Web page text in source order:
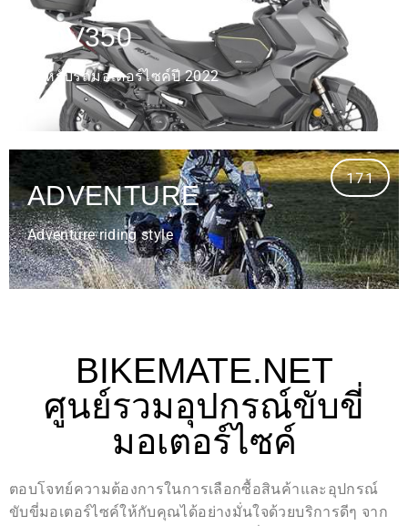
ADV350
สำหรับรถมอเตอร์ไซค์ปี 2022
ADVENTURE
171
Adventure riding style
BIKEMATE.NET
ศูนย์รวมอุปกรณ์ขับขี่
มอเตอร์ไซค์
ตอบโจทย์ความต้องการในการเลือกซื้อสินค้าและอุปกรณ์
ขับขี่มอเตอร์ไซค์ให้กับคุณได้อย่างมั่นใจด้วยบริการดีๆ จาก